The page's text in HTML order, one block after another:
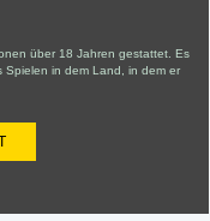
über 18 Jahren gestattet. Es
Spielen in dem Land, in dem er